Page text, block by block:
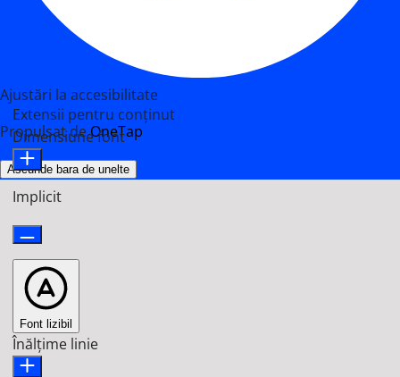
Ajustări la accesibilitate
Propulsat deOneTap
Ascunde bara de unelte
Extensii pentru conținut
Dimensiune font
Implicit
Font lizibil
Înălțime linie